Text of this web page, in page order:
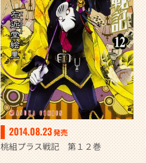
2014.08.23発売
桃組プラス戦記 第１２巻